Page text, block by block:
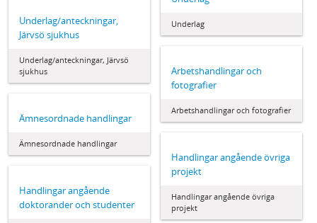
Underlag
Underlag/anteckningar,
Järvsö sjukhus
Underlag/anteckningar, Järvsö
sjukhus
Arbetshandlingar och
fotografier
Arbetshandlingar och fotografier
Ämnesordnade handlingar
Ämnesordnade handlingar
Handlingar angående övriga
projekt
Handlingar angående övriga
projekt
Handlingar angående
doktorander och studenter